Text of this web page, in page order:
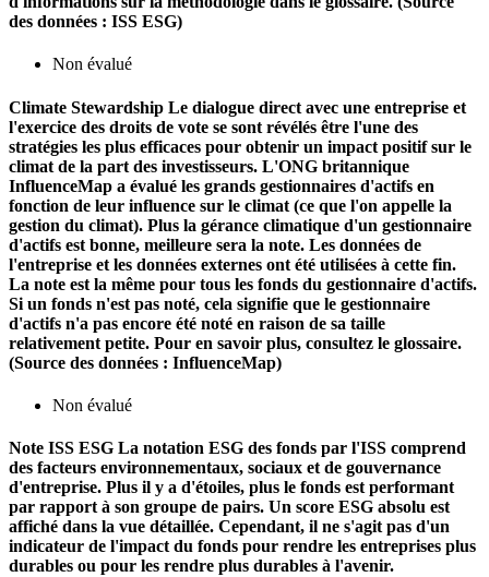
des données : ISS ESG)
Non évalué
Climate Stewardship Le dialogue direct avec une entreprise et
l'exercice des droits de vote se sont révélés être l'une des
stratégies les plus efficaces pour obtenir un impact positif sur le
climat de la part des investisseurs. L'ONG britannique
InfluenceMap a évalué les grands gestionnaires d'actifs en
fonction de leur influence sur le climat (ce que l'on appelle la
gestion du climat). Plus la gérance climatique d'un gestionnaire
d'actifs est bonne, meilleure sera la note. Les données de
l'entreprise et les données externes ont été utilisées à cette fin.
La note est la même pour tous les fonds du gestionnaire d'actifs.
Si un fonds n'est pas noté, cela signifie que le gestionnaire
d'actifs n'a pas encore été noté en raison de sa taille
relativement petite. Pour en savoir plus, consultez le glossaire.
(Source des données : InfluenceMap)
Non évalué
Note ISS ESG La notation ESG des fonds par l'ISS comprend
des facteurs environnementaux, sociaux et de gouvernance
d'entreprise. Plus il y a d'étoiles, plus le fonds est performant
par rapport à son groupe de pairs. Un score ESG absolu est
affiché dans la vue détaillée. Cependant, il ne s'agit pas d'un
indicateur de l'impact du fonds pour rendre les entreprises plus
durables ou pour les rendre plus durables à l'avenir.